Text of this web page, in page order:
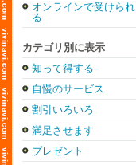
オンラインで受けられ
る
カテゴリ別に表示
知って得する
自慢のサービス
割引いろいろ
満足させます
プレゼント